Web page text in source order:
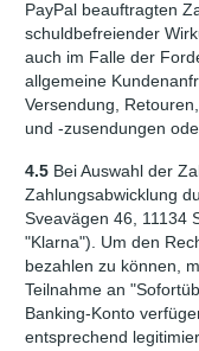
PayPal beauftragten
schuldbefreiender
auch im Falle der
allgemeine
Versendung,
und -zusendungen
4.5 Bei Auswahl der
Zahlungsabwicklung
Sveavägen 46, 11134
"Klarna"). Um den
bezahlen zu können,
Teilnahme an
Banking-Konto
entsprechend